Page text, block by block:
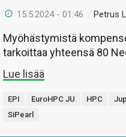
15.5.2024 - 01:46 /Petrus
Myöhästymistä
tarkoittaa yhteensä 80
Lue lisää
EPI EuroHPC JU HPC
SiPearl